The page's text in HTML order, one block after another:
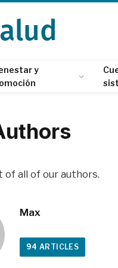
y
of all of our authors.
Max
94 ARTICLES